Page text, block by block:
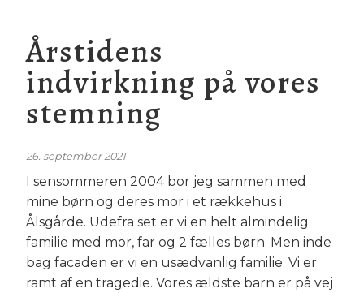
Årstidens
indvirkning på vores
stemning
26. september 2021
I sensommeren 2004 bor jeg sammen med
mine børn og deres mor i et rækkehus i
Ålsgårde. Udefra set er vi en helt almindelig
familie med mor, far og 2 fælles børn. Men inde
bag facaden er vi en usædvanlig familie. Vi er
ramt af en tragedie. Vores ældste barn er på vej